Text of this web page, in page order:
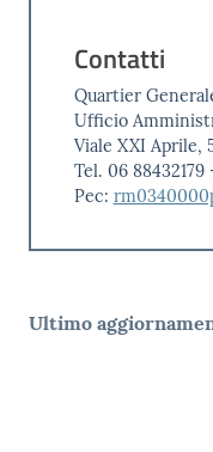
Contatti
Quartier
Ufficio
Viale XXI Aprile,
Tel. 06 88432179
Pec:
Ultimo